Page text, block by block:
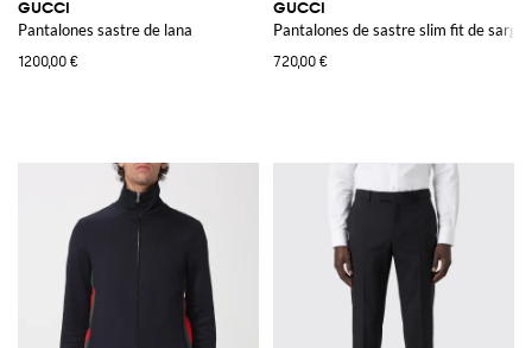
GUCCI
Pantalones sastre de lana
1200,00 €
GUCCI
Pantalones de sastre slim fit de
720,00 €